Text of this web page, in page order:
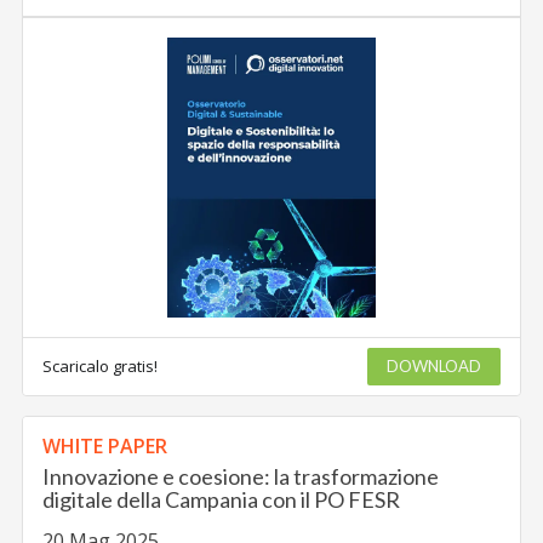
Scaricalo gratis! DOWNLOAD
WHITE PAPER
Innovazione e coesione: la trasformazione
digitale della Campania con il PO FESR